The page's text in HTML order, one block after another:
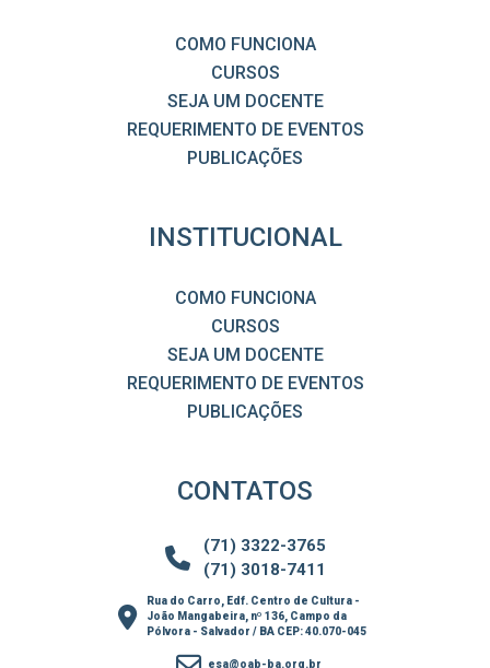
COMO FUNCIONA
CURSOS
SEJA UM DOCENTE
REQUERIMENTO DE EVENTOS
PUBLICAÇÕES
INSTITUCIONAL
COMO FUNCIONA
CURSOS
SEJA UM DOCENTE
REQUERIMENTO DE EVENTOS
PUBLICAÇÕES
CONTATOS
(71) 3322-3765
(71) 3018-7411
Rua do Carro, Edf. Centro de Cultura -
João Mangabeira, nº 136, Campo da
Pólvora - Salvador / BA CEP: 40.070-045
esa@oab-ba.org.br